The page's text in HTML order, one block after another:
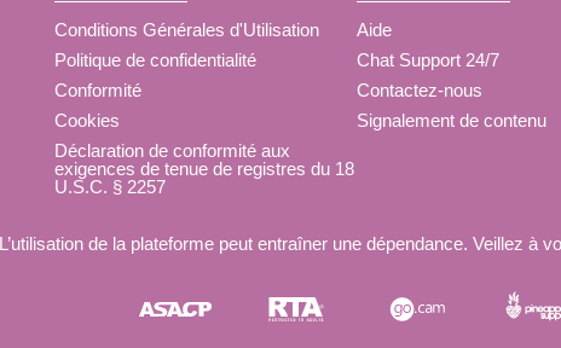
Conditions Générales d'Utilisation
Politique de confidentialité
Conformité
Cookies
Déclaration de conformité aux
exigences de tenue de registres du 18
U.S.C. § 2257
Aide
Chat Support 24/7
Contactez-nous
Signalement de contenu
L’utilisation de la plateforme peut entraîner une dépendance. Veillez à